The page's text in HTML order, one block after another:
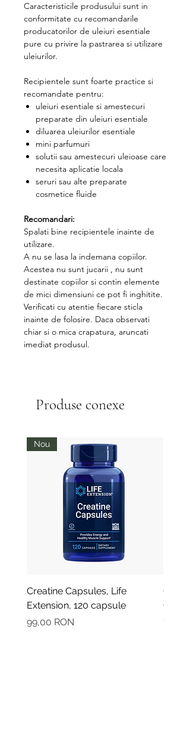
Caracteristicile produsului sunt in
conformitate cu recomandarile
producatorilor de uleiuri esentiale
pure cu privire la pastrarea si utilizare
uleiurilor.
Recipientele sunt foarte practice si
recomandate pentru:
uleiuri esentiale si amestecuri
preparate din uleiuri esentiale
diluarea uleiurilor esentiale
mini parfumuri
solutii sau amestecuri uleioase care
necesita aplicatie locala
seruri sau alte preparate
cosmetice fluide
Recomandari:
Spalati bine recipientele inainte de
utilizare.
A nu se lasa la indemana copiilor.
Acestea nu sunt jucarii , nu sunt
destinate copiilor si contin elemente
de mici dimensiuni ce pot fi inghitite.
Verificati cu atentie fiecare sticla
inainte de folosire. Daca observati
chiar si o mica crapatura, aruncati
imediat produsul.
Produse conexe
Nou
Creatine Capsules, Life
Extension, 120 capsule
Preț
99,00 RON
Preț
79,90